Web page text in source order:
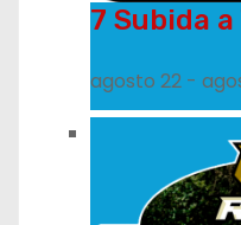
7 Subida
agosto 22 -